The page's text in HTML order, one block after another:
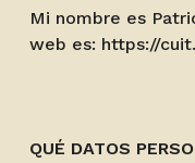
Mi nombre es
web es: https://
QUÉ DATOS